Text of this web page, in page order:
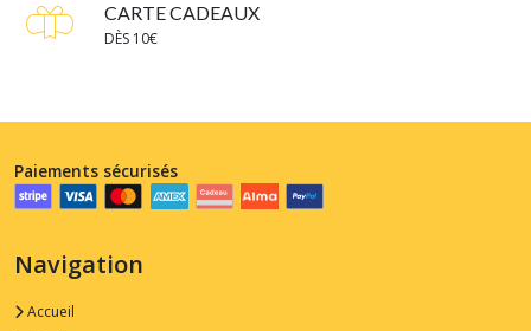
CARTE CADEAUX
DÈS 10€
Paiements sécurisés
Navigation
Accueil